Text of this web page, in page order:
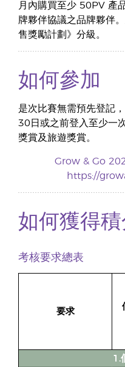
月內購買至少 50PV 產
牌夥伴協議之品牌夥伴
售獎勵計劃》分級。
如何參加
是次比賽無需預先登記
30日或之前登入至少一
獎賞及旅遊獎賞。
Grow & Go
https://
如何獲得積
考核要求總表
要求
1.